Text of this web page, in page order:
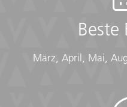
Beste
März, April, Mai,